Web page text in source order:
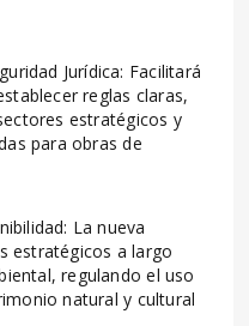
Jurídica: Facilitará
reglas claras,
estratégicos y
para obras de
La nueva
estratégicos a largo
regulando el uso
natural y cultural